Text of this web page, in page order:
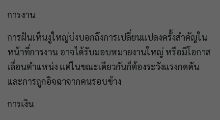
การงาน
การฝันเห็นงูใหญ่บ่งบอกถึงการเปลี่ยนแปลงครั้งสำคัญใน
หน้าที่การงาน อาจได้รับมอบหมายงานใหญ่ หรือมีโอกาส
เลื่อนตำแหน่ง แต่ในขณะเดียวกันก็ต้องระวังแรงกดดัน
และการถูกอิจฉาจากคนรอบข้าง
การเงิน